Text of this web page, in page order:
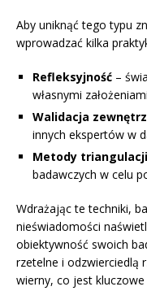
Aby uniknąć tego typu
wprowadzać kilka
Refleksyjność –
własnymi
Walidacja
innych ekspertów w
Metody triangulacji
badawczych w celu
Wdrażając te techniki,
nieświadomości
obiektywność swoich
rzetelne i odzwierciedlą
wierny, co jest